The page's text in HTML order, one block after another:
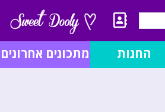
החנות מתכונים אחרונים